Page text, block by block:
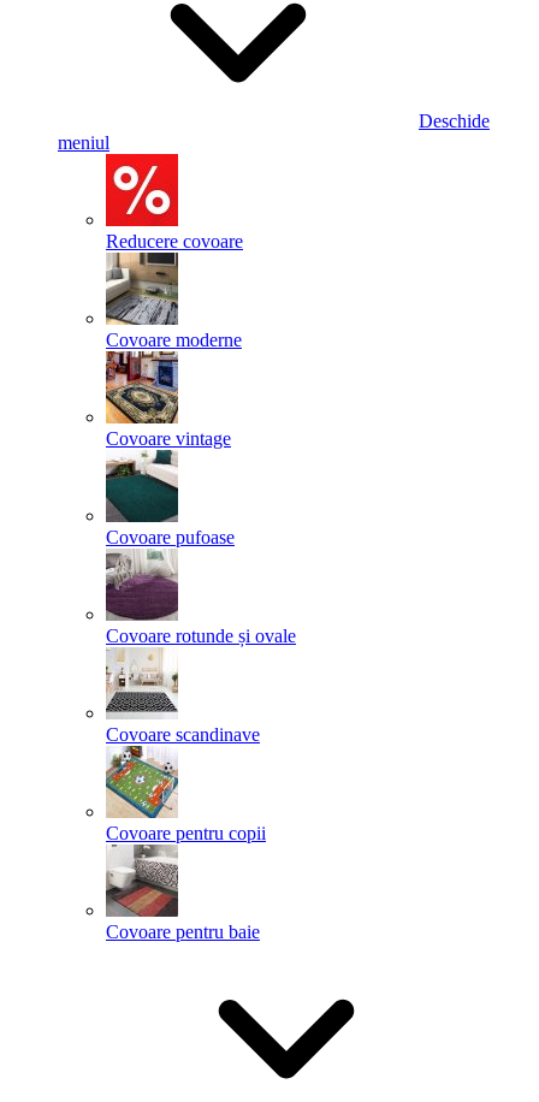
Deschide
meniul
Reducere covoare
Covoare moderne
Covoare vintage
Covoare pufoase
Covoare rotunde și ovale
Covoare scandinave
Covoare pentru copii
Covoare pentru baie